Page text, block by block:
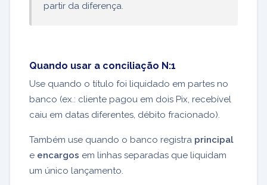
partir da diferença.
Quando usar a conciliação N:1
Use quando o título foi liquidado em partes no
banco (ex.: cliente pagou em dois Pix, recebível
caiu em datas diferentes, débito fracionado).
Também use quando o banco registra principal
e encargos em linhas separadas que liquidam
um único lançamento.